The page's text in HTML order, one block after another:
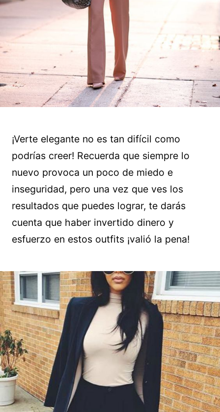
¡Verte elegante no es tan difícil como
podrías creer! Recuerda que siempre lo
nuevo provoca un poco de miedo e
inseguridad, pero una vez que ves los
resultados que puedes lograr, te darás
cuenta que haber invertido dinero y
esfuerzo en estos outfits ¡valió la pena!